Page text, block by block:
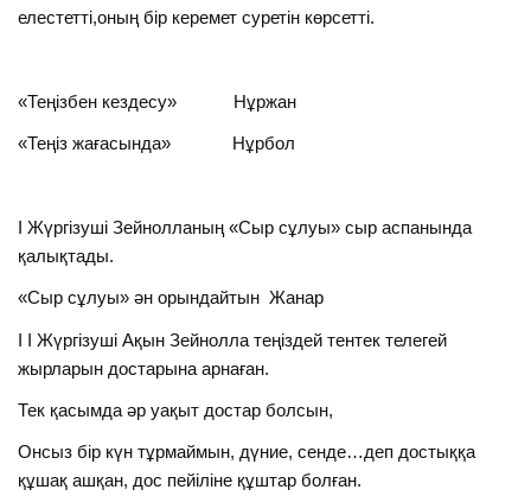
елестетті,оның бір керемет суретін көрсетті.
«Теңізбен кездесу» Нұржан
«Теңіз жағасында» Нұрбол
I Жүргізуші Зейнолланың «Сыр сұлуы» сыр аспанында
қалықтады.
«Сыр сұлуы» ән орындайтын Жанар
I I Жүргізуші Ақын Зейнолла теңіздей тентек телегей
жырларын достарына арнаған.
Тек қасымда әр уақыт достар болсын,
Онсыз бір күн тұрмаймын, дүние, сенде…деп достыққа
құшақ ашқан, дос пейіліне құштар болған.